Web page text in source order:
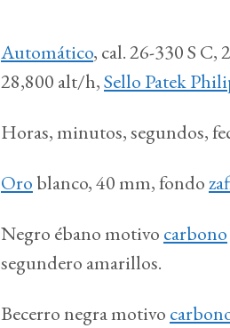
Automático, cal. 26-330 S C,
28,800 alt/h,Sello Patek
Horas, minutos, segundos,
Oro blanco, 40 mm, fondo
Negro ébano motivo carbono
segundero amarillos.
Becerro negra motivo